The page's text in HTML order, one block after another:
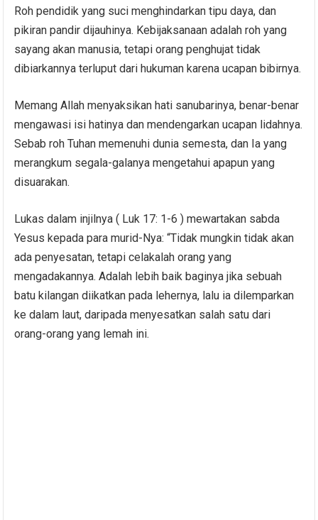
Roh pendidik yang suci menghindarkan tipu daya, dan
pikiran pandir dijauhinya. Kebijaksanaan adalah roh yang
sayang akan manusia, tetapi orang penghujat tidak
dibiarkannya terluput dari hukuman karena ucapan bibirnya.
Memang Allah menyaksikan hati sanubarinya, benar-benar
mengawasi isi hatinya dan mendengarkan ucapan lidahnya.
Sebab roh Tuhan memenuhi dunia semesta, dan Ia yang
merangkum segala-galanya mengetahui apapun yang
disuarakan.
Lukas dalam injilnya ( Luk 17: 1-6 ) mewartakan sabda
Yesus kepada para murid-Nya: “Tidak mungkin tidak akan
ada penyesatan, tetapi celakalah orang yang
mengadakannya. Adalah lebih baik baginya jika sebuah
batu kilangan diikatkan pada lehernya, lalu ia dilemparkan
ke dalam laut, daripada menyesatkan salah satu dari
orang-orang yang lemah ini.